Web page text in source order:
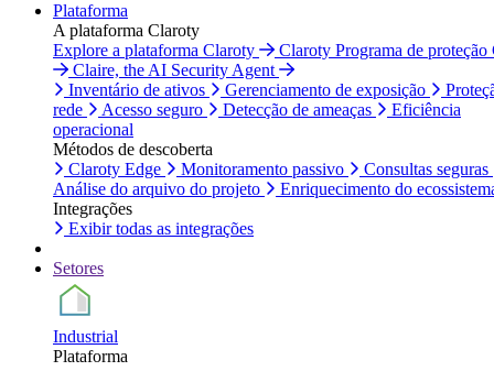
Plataforma
A plataforma Claroty
Explore a plataforma Claroty
Claroty Programa de proteção
Claire, the AI Security Agent
Inventário de ativos
Gerenciamento de exposição
rede
Acesso seguro Detecção de ameaças
Eficiência
operacional
Métodos de descoberta
Claroty Edge
Monitoramento passivo
Consultas seguras
Análise do arquivo do projeto
Enriquecimento do
Integrações
Exibir todas as integrações
Setores
Industrial
Plataforma